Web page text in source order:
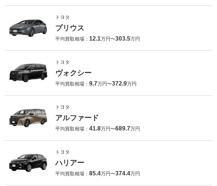
トヨタ
プリウス
平均買取相場： 12.1万円〜303.5万円
トヨタ
ヴォクシー
平均買取相場： 9.7万円〜372.9万円
トヨタ
アルファード
平均買取相場： 41.8万円〜689.7万円
トヨタ
ハリアー
平均買取相場： 85.4万円〜374.4万円